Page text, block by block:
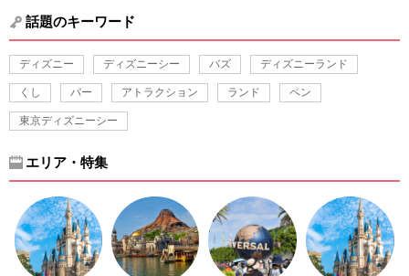
話題のキーワード
ディズニー ディズニーシー バズ ディズニーランド
くし バー アトラクション ランド ペン
東京ディズニーシー
エリア・特集